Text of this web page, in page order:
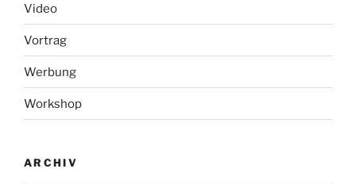
Video
Vortrag
Werbung
Workshop
ARCHIV